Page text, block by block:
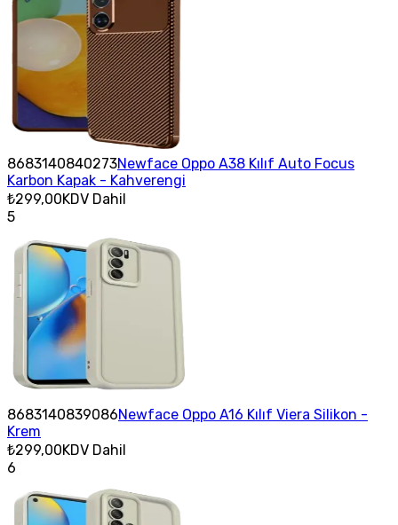
8683140840273Newface Oppo A38 Kılıf Auto Focus
Karbon Kapak - Kahverengi
₺299,00KDV Dahil
5
8683140839086Newface Oppo A16 Kılıf Viera Silikon -
Krem
₺299,00KDV Dahil
6